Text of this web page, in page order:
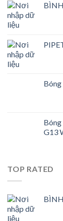
G13
TOP RATED